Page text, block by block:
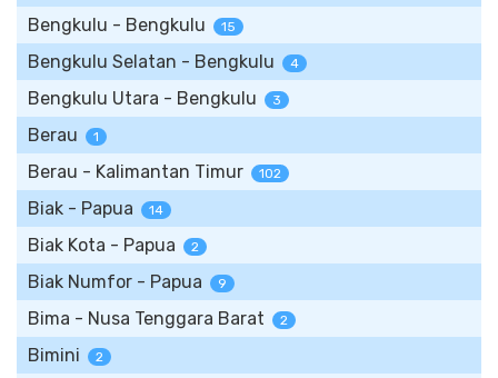
Bengkulu - Bengkulu 15
Bengkulu Selatan - Bengkulu 4
Bengkulu Utara - Bengkulu 3
Berau 1
Berau - Kalimantan Timur 102
Biak - Papua 14
Biak Kota - Papua 2
Biak Numfor - Papua 9
Bima - Nusa Tenggara Barat 2
Bimini 2